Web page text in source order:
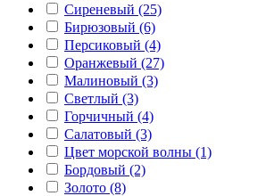
Сиреневый (25)
Бирюзовый (6)
Персиковый (4)
Оранжевый (27)
Малиновый (3)
Светлый (3)
Горчичный (4)
Салатовый (3)
Цвет морской волны (1)
Бордовый (2)
Золото (8)